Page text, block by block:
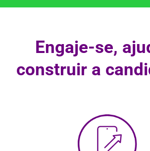
Engaje-se,
construir a